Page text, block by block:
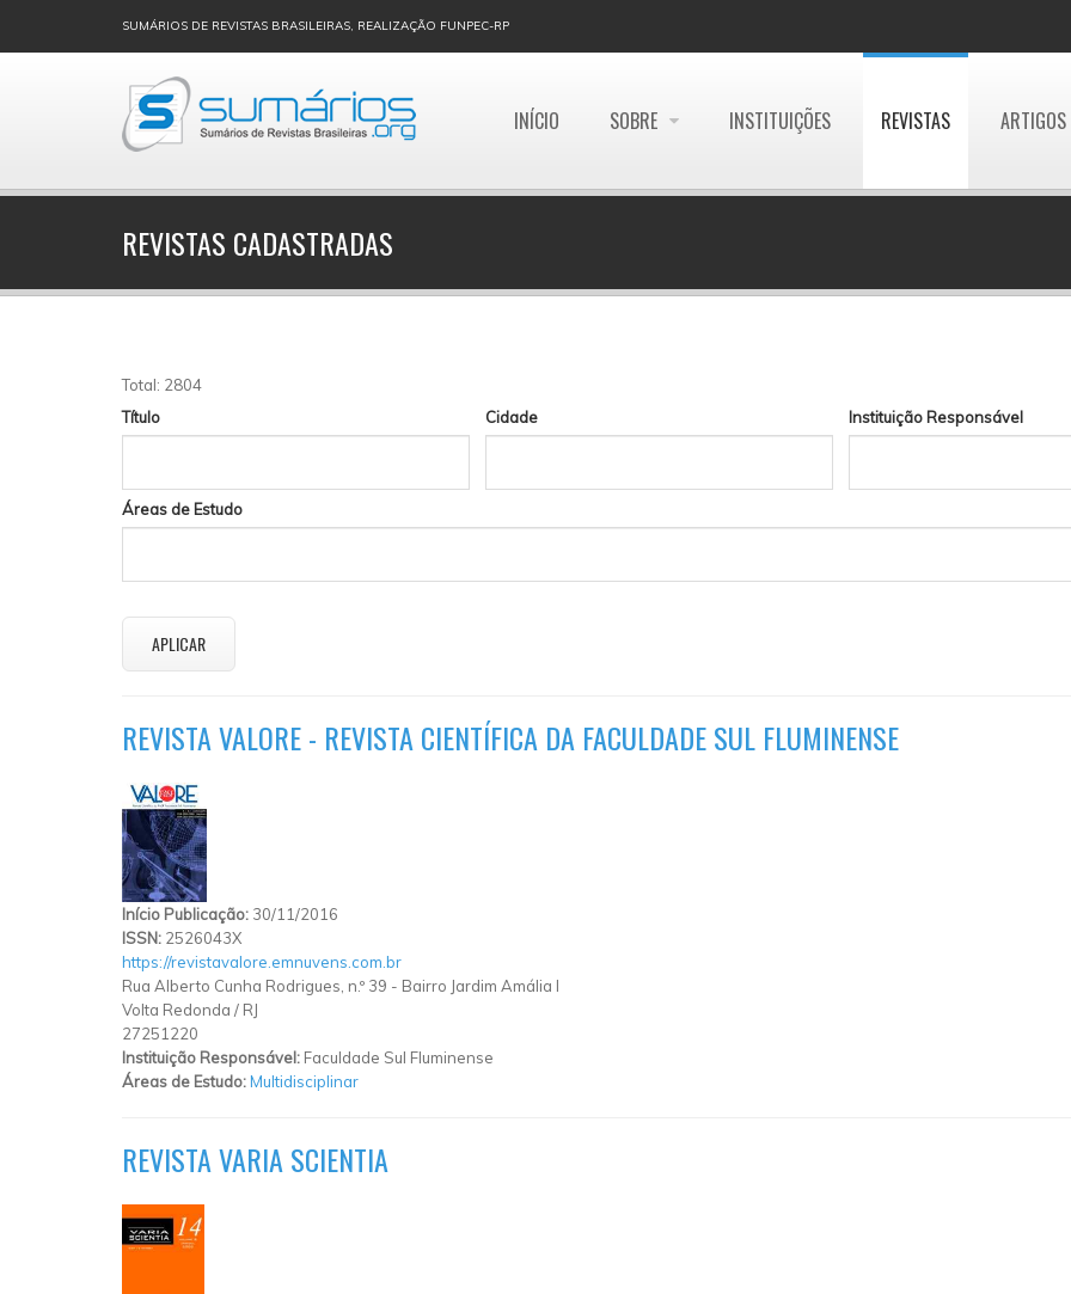
SUMÁRIOS DE REVISTAS BRASILEIRAS, REALIZAÇÃO FUNPEC-RP
INÍCIO SOBRE INSTITUIÇÕES REVISTAS ARTIGOS
REVISTAS CADASTRADAS
Total: 2804
Título
Cidade Instituição Responsável
Áreas de Estudo
REVISTA VALORE - REVISTA CIENTÍFICA DA FACULDADE SUL FLUMINENSE
Início Publicação: 30/11/2016
ISSN: 2526043X
https://revistavalore.emnuvens.com.br
Rua Alberto Cunha Rodrigues, n.º 39 - Bairro Jardim Amália I
Volta Redonda / RJ
27251220
Instituição Responsável: Faculdade Sul Fluminense
Áreas de Estudo:Multidisciplinar
REVISTA VARIA SCIENTIA